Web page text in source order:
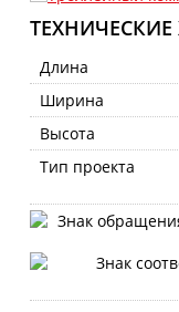
ТЕХНИЧЕСКИЕ
Длина
Ширина
Высота
Тип проекта